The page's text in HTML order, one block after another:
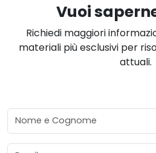
Vuoi
Richiedi maggiori
materiali più esclusivi per
attuali.
Nome e Cognome
Email